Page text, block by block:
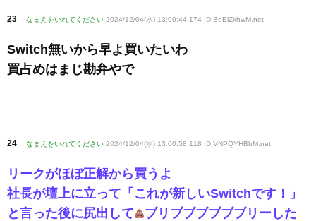
23 : なまえをいれてください 2024/12/04(水) 13:00:44.174 ID:BeElZkhwM .net
Switch無いから早よ買いたいわ
買占めはまじ勘弁やで
24 : なまえをいれてください 2024/12/04(水) 13:00:58.118 ID:VNPQYHBbM .net
リークがほぼ正解から買うよ
社長が壇上に立って「これが新しいSwitchです！」
と言った後に尻出して
ブリブブブブブブリーした